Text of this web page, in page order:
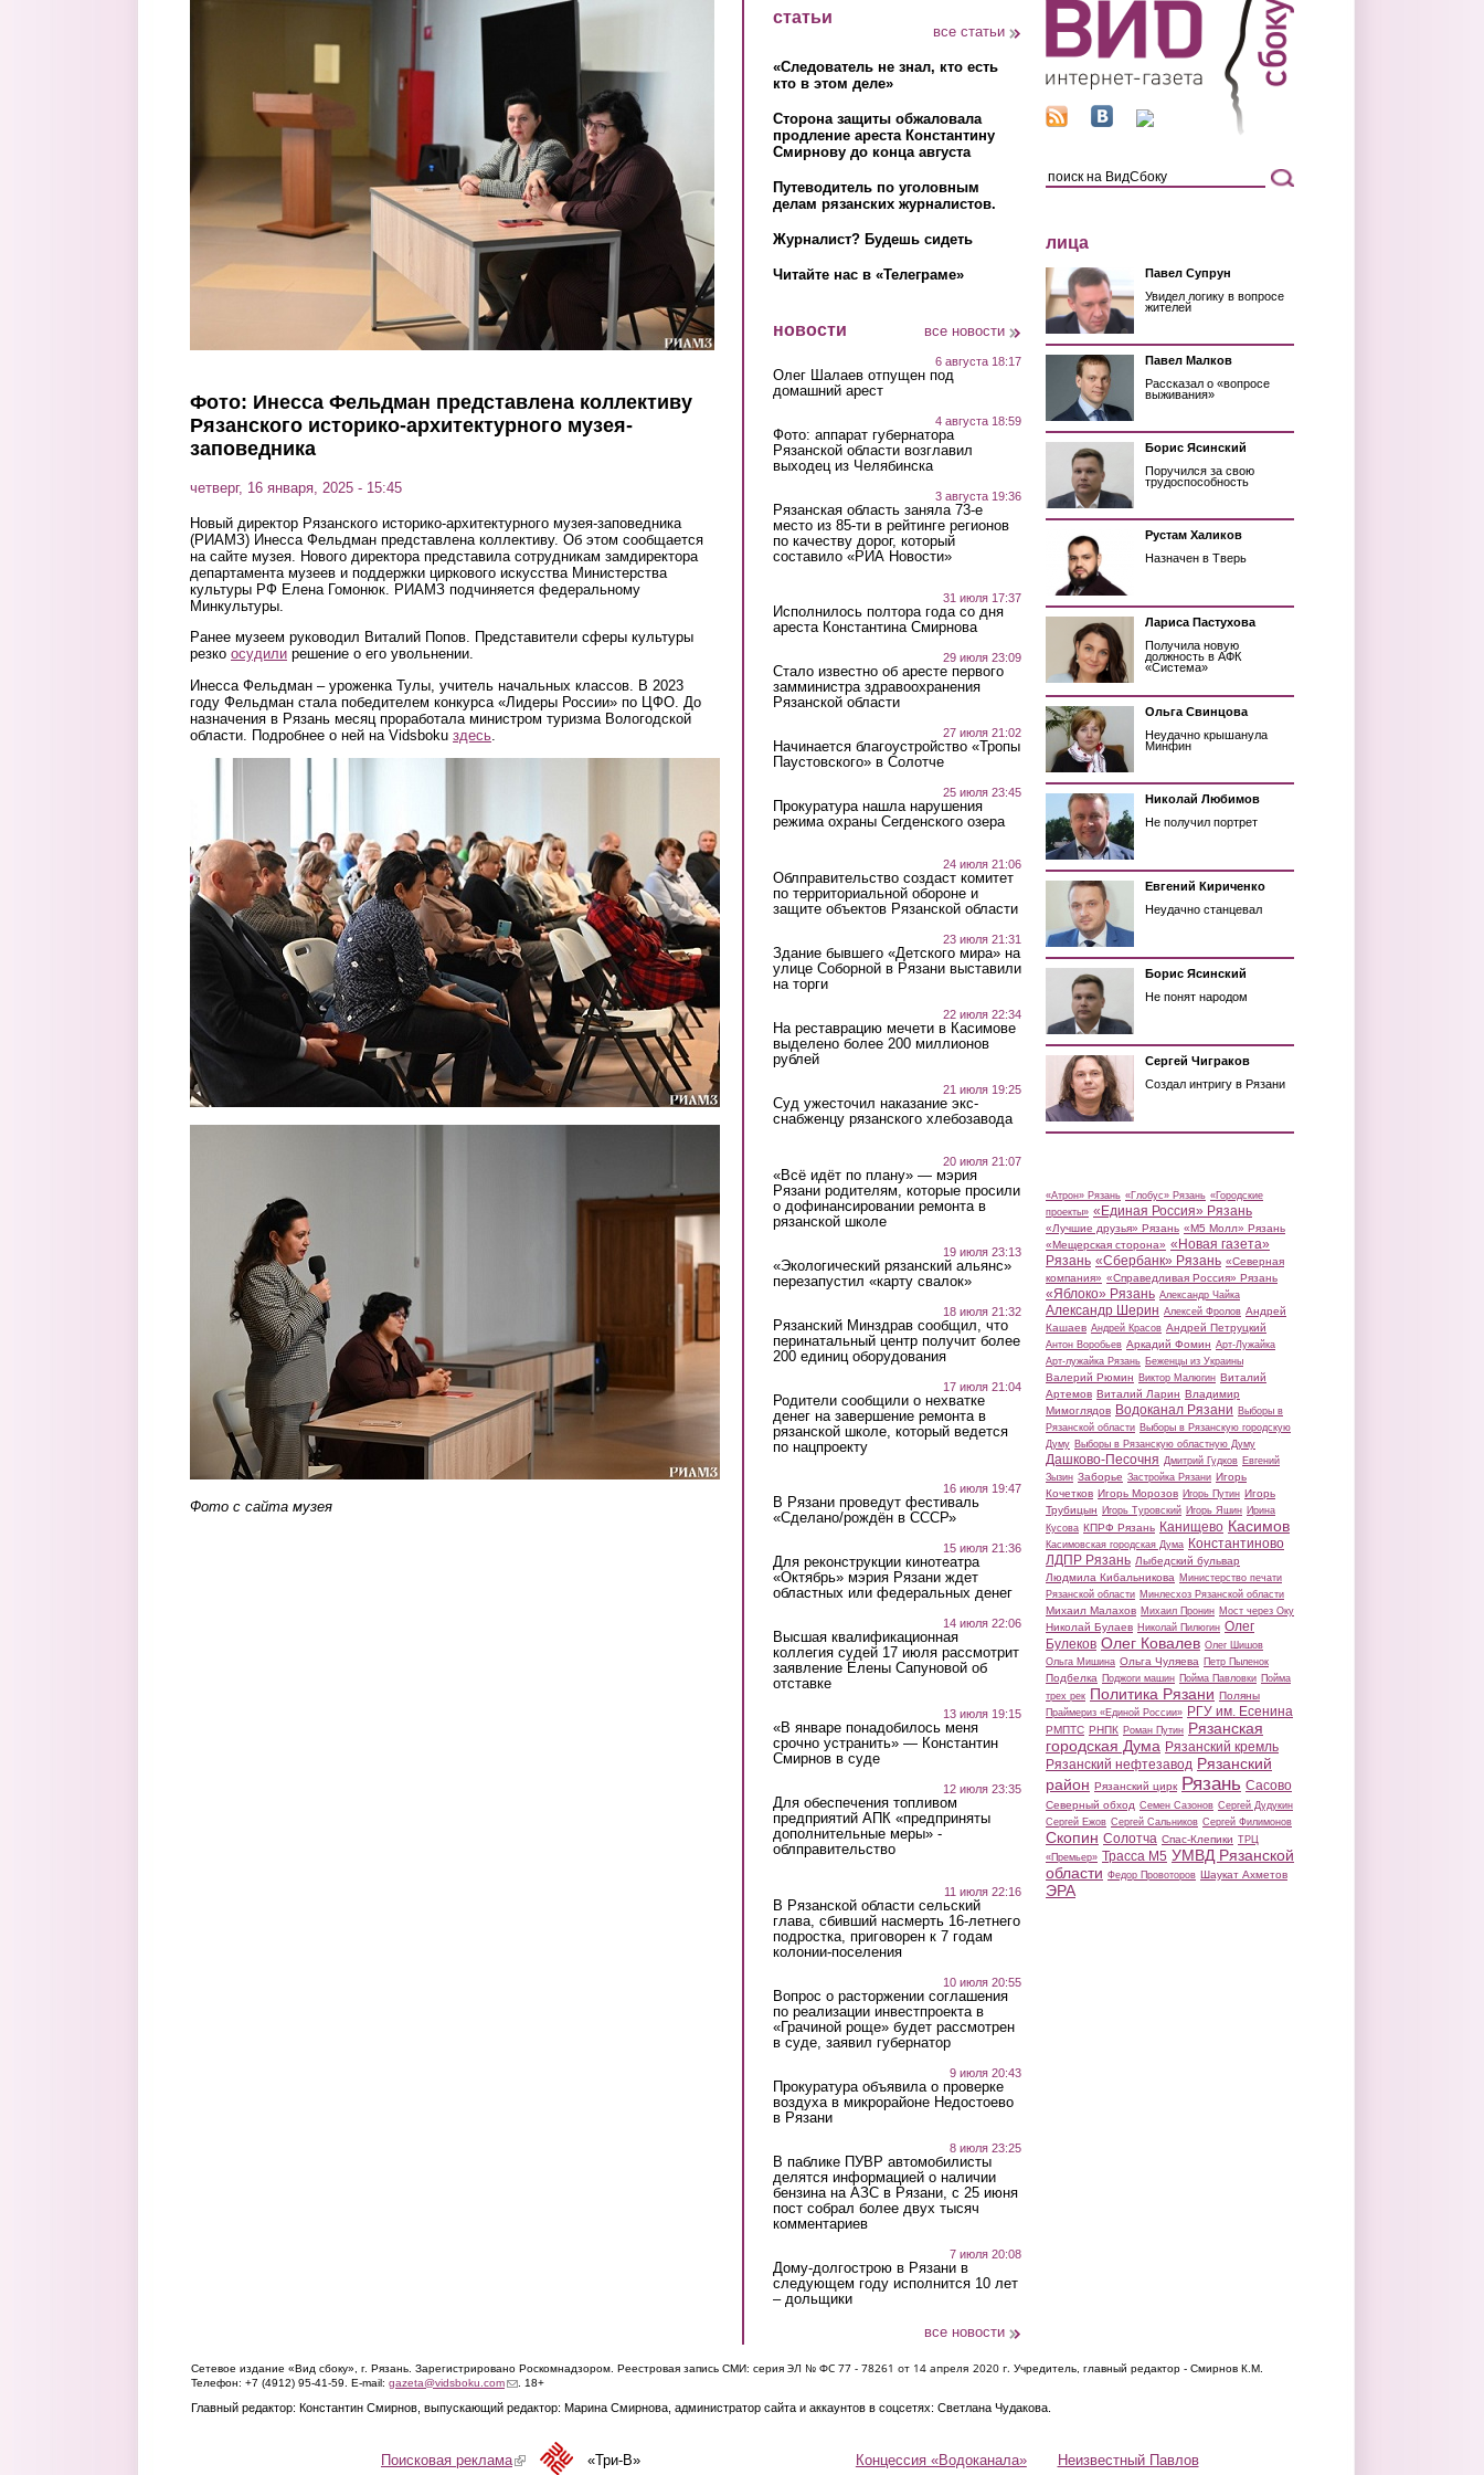
Фото: Инесса Фельдман представлена коллективу
Рязанского историко-архитектурного музея-
заповедника
четверг, 16 января, 2025 - 15:45
Новый директор Рязанского историко-архитектурного музея-заповедника
(РИАМЗ) Инесса Фельдман представлена коллективу. Об этом сообщается
на сайте музея. Нового директора представила сотрудникам замдиректора
департамента музеев и поддержки циркового искусства Министерства
культуры РФ Елена Гомонюк. РИАМЗ подчиняется федеральному
Минкультуры.
Ранее музеем руководил Виталий Попов. Представители сферы культуры
резко осудили решение о его увольнении.
Инесса Фельдман – уроженка Тулы, учитель начальных классов. В 2023
году Фельдман стала победителем конкурса «Лидеры России» по ЦФО. До
назначения в Рязань месяц проработала министром туризма Вологодской
области. Подробнее о ней на Vidsboku здесь
Фото с сайта музея
статьи
все статьи
«Следователь не знал, кто есть
кто в этом деле»
Сторона защиты обжаловала
продление ареста Константину
Смирнову до конца августа
Путеводитель по уголовным
делам рязанских журналистов.
Журналист? Будешь сидеть
Читайте нас в «Телеграме»
новости все новости
6 августа 18:17
Олег Шалаев отпущен под
домашний арест
4 августа 18:59
Фото: аппарат губернатора
Рязанской области возглавил
выходец из Челябинска
3 августа 19:36
Рязанская область заняла 73-е
место из 85-ти в рейтинге регионов
по качеству дорог, который
составило «РИА Новости»
31 июля 17:37
Исполнилось полтора года со дня
ареста Константина Смирнова
29 июля 23:09
Стало известно об аресте первого
замминистра здравоохранения
Рязанской области
27 июля 21:02
Начинается благоустройство «Тропы
Паустовского» в Солотче
25 июля 23:45
Прокуратура нашла нарушения
режима охраны Сегденского озера
24 июля 21:06
Облправительство создаст комитет
по территориальной обороне и
защите объектов Рязанской области
23 июля 21:31
Здание бывшего «Детского мира» на
улице Соборной в Рязани выставили
на торги
22 июля 22:34
На реставрацию мечети в Касимове
выделено более 200 миллионов
рублей
21 июля 19:25
Суд ужесточил наказание экс-
снабженцу рязанского хлебозавода
20 июля 21:07
«Всё идёт по плану» — мэрия
Рязани родителям, которые просили
о дофинансировании ремонта в
рязанской школе
19 июля 23:13
«Экологический рязанский альянс»
перезапустил «карту свалок»
18 июля 21:32
Рязанский Минздрав сообщил, что
перинатальный центр получит более
200 единиц оборудования
17 июля 21:04
Родители сообщили о нехватке
денег на завершение ремонта в
рязанской школе, который ведется
по нацпроекту
16 июля 19:47
В Рязани проведут фестиваль
«Сделано/рождён в СССР»
15 июля 21:36
Для реконструкции кинотеатра
«Октябрь» мэрия Рязани ждет
областных или федеральных денег
14 июля 22:06
Высшая квалификационная
коллегия судей 17 июля рассмотрит
заявление Елены Сапуновой об
отставке
13 июля 19:15
«В январе понадобилось меня
срочно устранить» — Константин
Смирнов в суде
12 июля 23:35
Для обеспечения топливом
предприятий АПК «предприняты
дополнительные меры» -
облправительство
11 июля 22:16
В Рязанской области сельский
глава, сбивший насмерть 16-летнего
подростка, приговорен к 7 годам
колонии-поселения
10 июля 20:55
Вопрос о расторжении соглашения
по реализации инвестпроекта в
«Грачиной роще» будет рассмотрен
в суде, заявил губернатор
9 июля 20:43
Прокуратура объявила о проверке
воздуха в микрорайоне Недостоево
в Рязани
8 июля 23:25
В паблике ПУВР автомобилисты
делятся информацией о наличии
бензина на АЗС в Рязани, с 25 июня
пост собрал более двух тысяч
комментариев
7 июля 20:08
Дому-долгострою в Рязани в
следующем году исполнится 10 лет
– дольщики
все новости
лица
Павел Супрун
Увидел логику в вопросе
жителей
Павел Малков
Рассказал о «вопросе
выживания»
Борис Ясинский
Поручился за свою
трудоспособность
Рустам Халиков
Назначен в Тверь
Лариса Пастухова
Получила новую
должность в АФК
«Система»
Ольга Свинцова
Неудачно крышанула
Минфин
Николай Любимов
Не получил портрет
Евгений Кириченко
Неудачно станцевал
Борис Ясинский
Не понят народом
Сергей Чиграков
Создал интригу в Рязани
«Атрон» Рязань «Глобус» Рязань «Городские
проекты» «Единая Россия» Рязань
«Лучшие друзья» Рязань «М5 Молл» Рязань
«Мещерская сторона» «Новая газета»
Рязань «Сбербанк» Рязань «Северная
компания» «Справедливая Россия» Рязань
«Яблоко» Рязань Александр Чайка
Александр Шерин Алексей Фролов Андрей
Кашаев Андрей Красов Андрей Петруцкий
Антон Воробьев Аркадий Фомин Арт-Лужайка
Арт-лужайка Рязань Беженцы из Украины
Валерий Рюмин Виктор Малюгин Виталий
Артемов Виталий Ларин Владимир
Мимоглядов Водоканал Рязани Выборы в
Рязанской области Выборы в Рязанскую городскую
Думу Выборы в Рязанскую областную Думу
Дашково-Песочня Дмитрий Гудков Евгений
Зызин Заборье Застройка Рязани Игорь
Кочетков Игорь Морозов Игорь Путин Игорь
Трубицын Игорь Туровский Игорь Яшин Ирина
Кусова КПРФ Рязань Канищево Касимов
Касимовская городская Дума Константиново
ЛДПР Рязань Лыбедский бульвар
Людмила Кибальникова Министерство печати
Рязанской области Минлесхоз Рязанской области
Михаил Малахов Михаил Пронин Мост через Оку
Николай Булаев Николай Пилюгин Олег
Булеков Олег Ковалев Олег Шишов
Ольга Мишина Ольга Чуляева Петр Пыленок
Подбелка Поджоги машин Пойма Павловки Пойма
трех рек Политика Рязани Поляны
Праймериз «Единой России» РГУ им. Есенина
РМПТС РНПК Роман Путин Рязанская
городская Дума Рязанский кремль
Рязанский нефтезавод Рязанский
район Рязанский цирк Рязань Сасово
Северный обход Семен Сазонов Сергей Дудукин
Сергей Ежов Сергей Сальников Сергей Филимонов
Скопин Солотча Спас-Клепики ТРЦ
«Премьер» Трасса М5 УМВД Рязанской
области Федор Провоторов Шаукат Ахметов
ЭРА
Сетевое издание «Вид сбоку», г. Рязань. Зарегистрировано Роскомнадзором. Реестровая запись СМИ: серия ЭЛ № ФС 77 - 78261 от 14 апреля 2020 г. Учредитель, главный редактор - Смирнов К.М.
Телефон: +7 (4912) 95-41-59. E-mail: gazeta@vidsboku.com(link sends e-mail)
. 18+
Главный редактор: Константин Смирнов, выпускающий редактор: Марина Смирнова, администратор сайта и аккаунтов в соцсетях: Светлана Чудакова.
Концессия «Водоканала» Неизвестный Павлов
Поисковая реклама(link is external)«Три-В»